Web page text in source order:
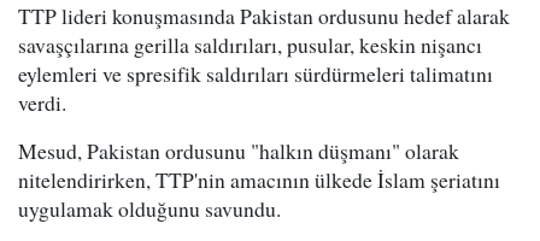
TTP lideri konuşmasında Pakistan ordusunu hedef alarak
savaşçılarına gerilla saldırıları, pusular, keskin nişancı
eylemleri ve spresifik saldırıları sürdürmeleri talimatını
verdi.
Mesud, Pakistan ordusunu "halkın düşmanı" olarak
nitelendirirken, TTP'nin amacının ülkede İslam şeriatını
uygulamak olduğunu savundu.